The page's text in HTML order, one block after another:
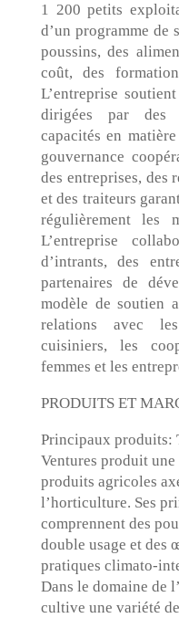
1 200 petits
d’un programme de
poussins, des
coût, des
L’entreprise
dirigées par des
capacités en
gouvernance
des entreprises, des
et des traiteurs
régulièrement les
L’entreprise
d’intrants, des
partenaires de
modèle de soutien
relations avec
cuisiniers, les
femmes et les
PRODUITS ET
Principaux produits:
Ventures produit
produits agricoles
l’horticulture. Ses
comprennent des
double usage et des
pratiques climato-
Dans le domaine de
cultive une variété